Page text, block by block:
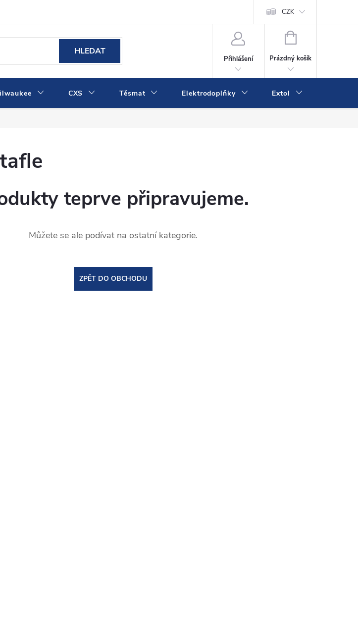
Kontakty
CZK
HLEDAT
Přihlášení
NÁKUPNÍ
Prázdný košík
CXS Těsmat Elektrodoplňky Extol
teprve připravujeme.
Můžete se ale podívat na ostatní kategorie.
ZPĚT DO OBCHODU